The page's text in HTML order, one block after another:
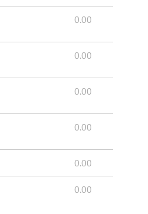
0.00
0.00
0.00
0.00
0.00
0.00